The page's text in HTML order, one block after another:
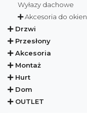
Wyłazy dachowe
Akcesoria do okien
Drzwi
Przesłony
Akcesoria
Montaż
Hurt
Dom
OUTLET